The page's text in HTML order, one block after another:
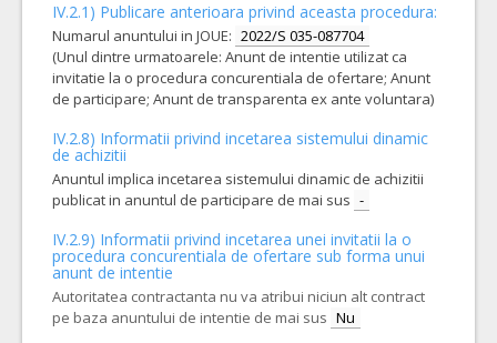
Șuncă prestă de porc conform specificațiilor din caietul de sarcini, Contract subsecvent min 500Kg max 1000Kg; Acord cadru min 1000Kg max 1500Kg
COD CPV: 15131000-5 Conserve si produse din carne (Rev.2)
VALOAREA ESTIMATA FARA
TVA:
35.250,00
ATRIBUIT
8. Șuncă Praga(LOT-0008)
COD CPV:
15131000-5 Conserve si produse din carne (Rev.2)
VALOAREA ESTIMATA FARA
TVA:
100.000,00
ATRIBUIT
3. Cârnați cu șuncă(LOT-0003)
IV.2.1) Publicare anterioara privind aceasta procedura:
Numarul anuntului in JOUE: 2022/S 035-087704
(Unul dintre urmatoarele: Anunt de intentie utilizat ca
invitatie la o procedura concurentiala de ofertare; Anunt
de participare; Anunt de transparenta ex ante voluntara)
IV.2.8) Informatii privind incetarea sistemului dinamic
de achizitii
Anuntul implica incetarea sistemului dinamic de achizitii
publicat in anuntul de participare de mai sus -
IV.2.9) Informatii privind incetarea unei invitatii la o
procedura concurentiala de ofertare sub forma unui
anunt de intentie
Autoritatea contractanta nu va atribui niciun alt contract
pe baza anuntului de intentie de mai sus Nu